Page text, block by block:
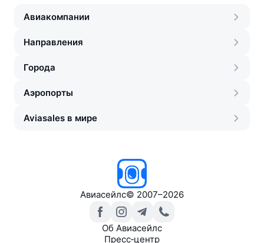
Авиакомпании
Направления
Города
Аэропорты
Aviasales в мире
Авиасейлс© 2007–2026
Об Авиасейлс
Пресс‑центр